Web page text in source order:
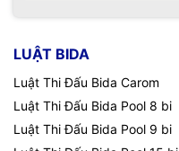
LUẬT BIDA
Luật Thi Đấu Bida Carom
Luật Thi Đấu Bida Pool 8 bi
Luật Thi Đấu Bida Pool 9 bi